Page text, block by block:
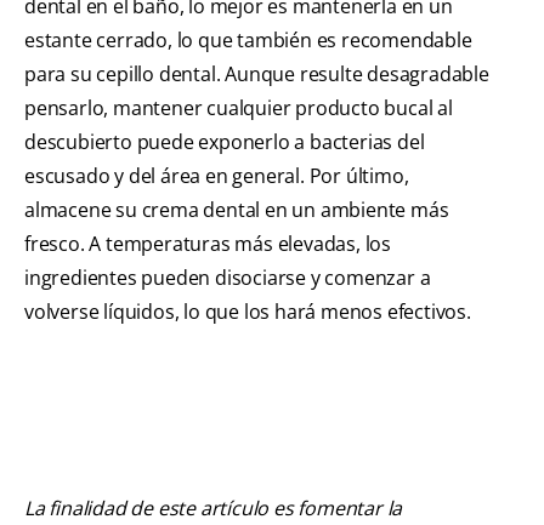
dental en el baño, lo mejor es mantenerla en un
estante cerrado, lo que también es recomendable
para su cepillo dental. Aunque resulte desagradable
pensarlo, mantener cualquier producto bucal al
descubierto puede exponerlo a bacterias del
escusado y del área en general. Por último,
almacene su crema dental en un ambiente más
fresco. A temperaturas más elevadas, los
ingredientes pueden disociarse y comenzar a
volverse líquidos, lo que los hará menos efectivos.
La finalidad de este artículo es fomentar la